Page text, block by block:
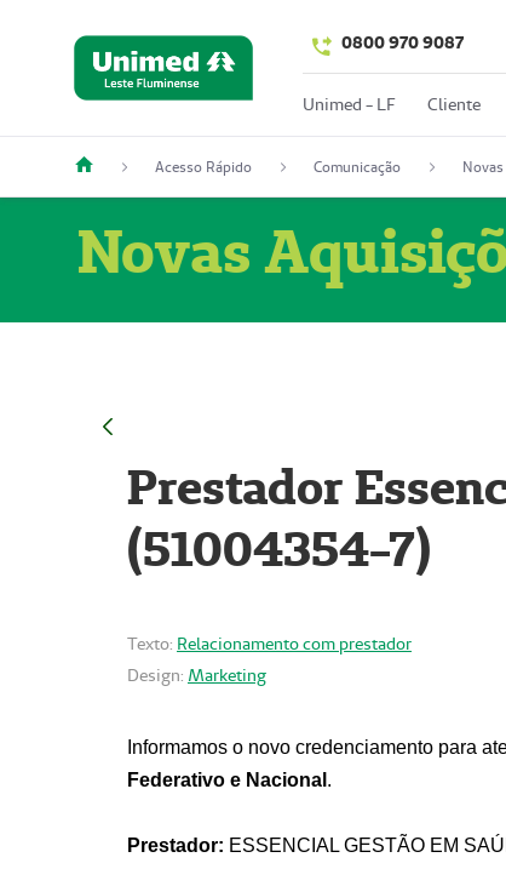
0800 970 9087
Unimed - LF Cliente
Acesso Rápido Comunicação
Novas
Prestador
(51004354-7)
Texto: Relacionamento com prestador
Design: Marketing
Informamos o novo credenciamento para
Federativo e Nacional .
Prestador: ESSENCIAL GESTÃO EM